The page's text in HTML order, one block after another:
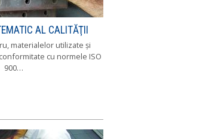
AL CALITĂŢII
materialelor utilizate şi
cu normele ISO
900…